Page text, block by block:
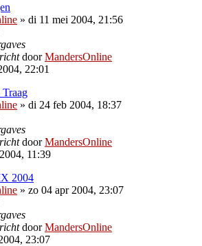
» di 11 mei 2004, 21:56
doorMandersOnline
22:01
» di 24 feb 2004, 18:37
doorMandersOnline
11:39
2004
» zo 04 apr 2004, 23:07
doorMandersOnline
23:07